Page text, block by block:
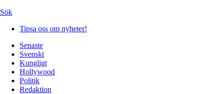
Sök
Tipsa oss om nyheter!
Senaste
Svenskt
Kungligt
Hollywood
Politik
Redaktion